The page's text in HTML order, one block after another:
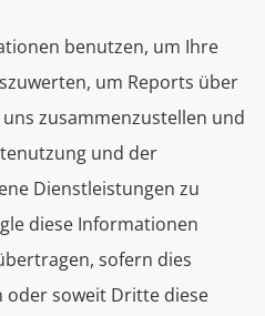
benutzen, um Ihre
um Reports über
zusammenzustellen und
und der
Dienstleistungen zu
diese Informationen
sofern dies
oder soweit Dritte diese